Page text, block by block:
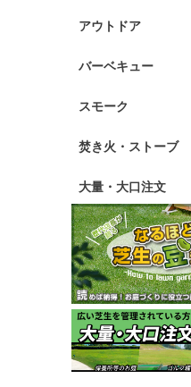
アウトドア
バーベキュー
スモーク
焚き火・ストーブ
大量・大口注文